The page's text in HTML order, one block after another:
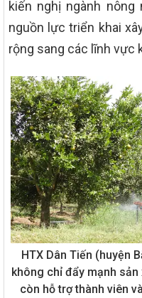
kiến nghị ngành
nguồn lực triển khai
rộng sang các lĩnh vực
HTX Dân Tiến (huyện
không chỉ đẩy mạnh sản
còn hỗ trợ thành viên